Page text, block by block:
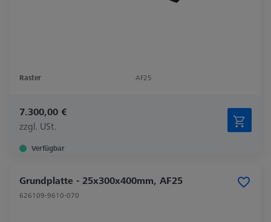
Raster AF25
7.300,00 €
zzgl. USt.
Verfügbar
Grundplatte - 25x300x400mm, AF25
626109-9610-070